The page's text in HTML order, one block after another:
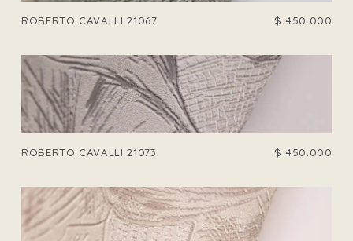
ROBERTO CAVALLI 21067 $ 450.000
ROBERTO CAVALLI 21073 $ 450.000